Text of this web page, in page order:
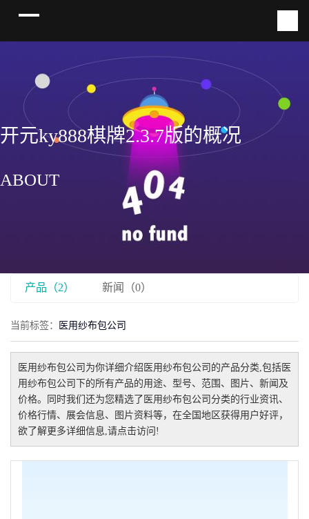
开元ky888棋牌2.3.7版的概况
ABOUT
产品（2） 新闻（0）
当前标签： 医用纱布包公司
医用纱布包公司 为你详细介绍 医用纱布包公司 的产品分类,包括 医
用纱布包公司
下的所有产品的用途、型号、范围、图片、新闻及
价格。同时我们还为您精选了 医用纱布包公司 分类的行业资讯、
价格行情、展会信息、图片资料等，在全国地区获得用户好评，
欲了解更多详细信息,请点击访问!